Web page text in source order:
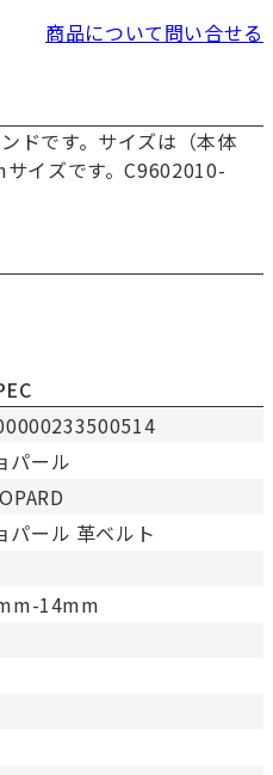
商品について問い合せる
ドです。サイズは（本体
イズです。C9602010-
展示品などの未使用品。
未使用同様品。数回使用
少々使用感はありますが、
パール
パール 革ベルト
14mm